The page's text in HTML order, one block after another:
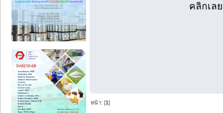
คลิกเล
หน้า: [1]